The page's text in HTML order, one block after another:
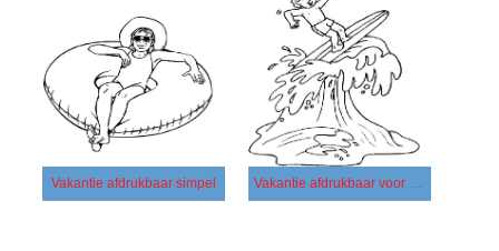
Vakantie afdrukbaar simpel Vakantie afdrukbaar voor kinderen